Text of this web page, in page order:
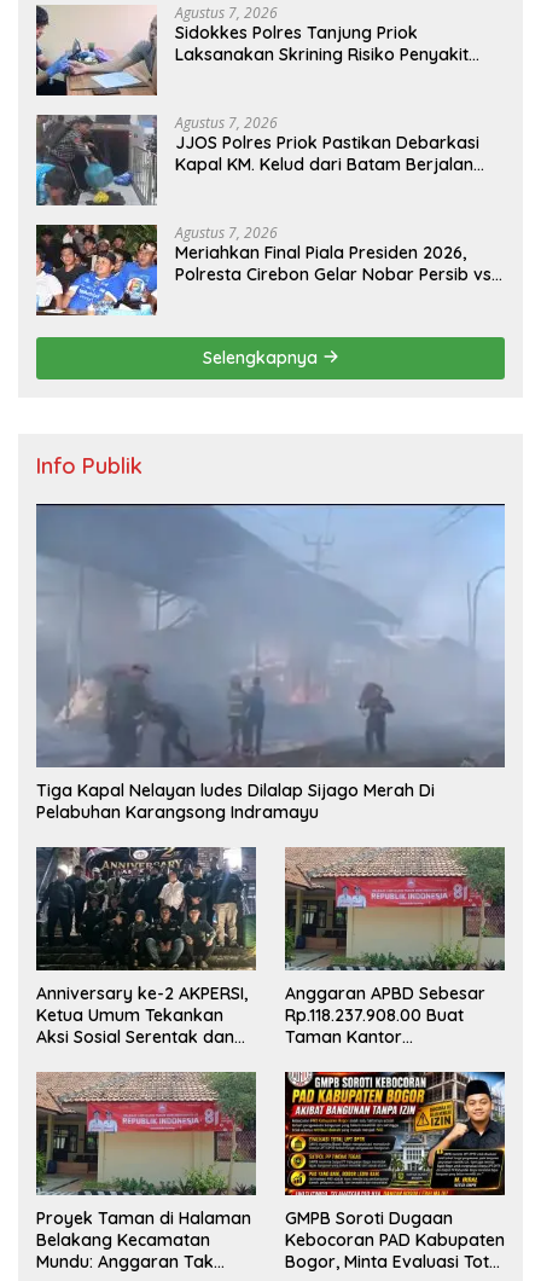
Agustus 7, 2026
Sidokkes Polres Tanjung Priok
Laksanakan Skrining Risiko Penyakit
Agustus 7, 2026
JJOS Polres Priok Pastikan Debarkasi
Kapal KM. Kelud dari Batam Berjalan
Agustus 7, 2026
Meriahkan Final Piala Presiden 2026,
Polresta Cirebon Gelar Nobar Persib vs
Selengkapnya
Info Publik
Tiga Kapal Nelayan ludes Dilalap Sijago Merah Di
Pelabuhan Karangsong Indramayu
Anniversary ke-2 AKPERSI,
Ketua Umum Tekankan
Aksi Sosial Serentak dan
Konstituen ke Dewan Pers
Anggaran APBD Sebesar
Rp.118.237.908.00 Buat
Taman Kantor
Masuk Akal, Harus
Dipertanggungjawabkan
Secara Terbuka!
Proyek Taman di Halaman
Belakang Kecamatan
Mundu: Anggaran Tak
GMPB Soroti Dugaan
Kebocoran PAD Kabupaten
Bogor, Minta Evaluasi Total